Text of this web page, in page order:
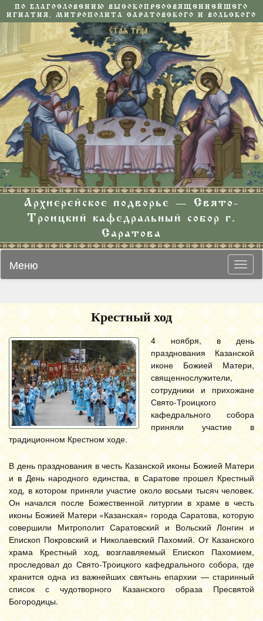
ПО БЛАГОСЛОВЕНИЮ ВЫСОКОПРЕОСВЯЩЕННЕЙШЕГО
ИГНАТИЯ, МИТРОПОЛИТА САРАТОВСКОГО И ВОЛЬСКОГО
Архиерейское подворье — Свято-
Троицкий кафедральный собор г.
Саратова
Меню
Крестный ход
4 ноября, в день
празднования Казанской
иконе Божией Матери,
священнослужители,
сотрудники и прихожане
Свято-Троицкого
кафедрального собора
приняли участие в
традиционном Крестном ходе.
В день празднования в честь Казанской иконы Божией Матери
и в День народного единства, в Саратове прошел Крестный
ход, в котором приняли участие около восьми тысяч человек.
Он начался после Божественной литургии в храме в честь
иконы Божией Матери «Казанская» города Саратова, которую
совершили Митрополит Саратовский и Вольский Лонгин и
Епископ Покровский и Николаевский Пахомий. От Казанского
храма Крестный ход, возглавляемый Епископ Пахомием,
проследовал до Свято-Троицкого кафедрального собора, где
хранится одна из важнейших святынь епархии — старинный
список с чудотворного Казанского образа Пресвятой
Богородицы.